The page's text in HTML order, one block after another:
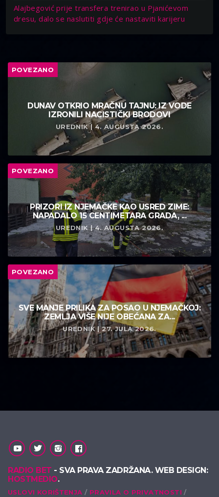
Alajbegović prije transfera trenirao u Pjanićevom
dresu, dalo se naslutiti gdje će nastaviti karijeru
POVEZANO
DUNAV OTKRIO MRAČNU TAJNU: IZ VODE
IZRONILI NACISTIČKI BRODOVI
UREDNIK | 4. AUGUSTA 2026.
POVEZANO
PRIZORI IZ NJEMAČKE KAO USRED ZIME:
NAPADALO 15 CENTIMETARA GRADA, ...
UREDNIK | 4. AUGUSTA 2026.
POVEZANO
SVE MANJE PRILIKA ZA POSAO U NJEMAČKOJ:
ZEMLJA VIŠE NIJE OBEĆANA ZA...
UREDNIK | 27. JULA 2026.
RADIO BET - SVA PRAVA ZADRŽANA. WEB DESIGN:
HOSTMEDIO.
USLOVI KORIŠTENJA PRAVILA O PRIVATNOSTI